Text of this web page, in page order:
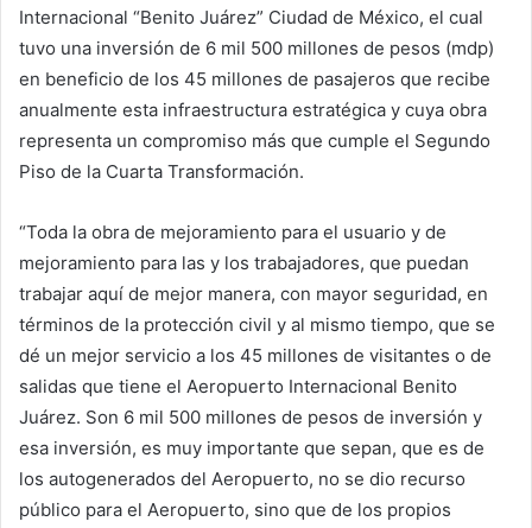
Internacional “Benito Juárez” Ciudad de México, el cual
tuvo una inversión de 6 mil 500 millones de pesos (mdp)
en beneficio de los 45 millones de pasajeros que recibe
anualmente esta infraestructura estratégica y cuya obra
representa un compromiso más que cumple el Segundo
Piso de la Cuarta Transformación.
“Toda la obra de mejoramiento para el usuario y de
mejoramiento para las y los trabajadores, que puedan
trabajar aquí de mejor manera, con mayor seguridad, en
términos de la protección civil y al mismo tiempo, que se
dé un mejor servicio a los 45 millones de visitantes o de
salidas que tiene el Aeropuerto Internacional Benito
Juárez. Son 6 mil 500 millones de pesos de inversión y
esa inversión, es muy importante que sepan, que es de
los autogenerados del Aeropuerto, no se dio recurso
público para el Aeropuerto, sino que de los propios